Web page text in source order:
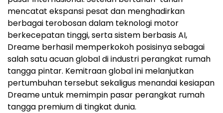
mencatat ekspansi pesat dan menghadirkan
berbagai terobosan dalam teknologi motor
berkecepatan tinggi, serta sistem berbasis AI,
Dreame berhasil memperkokoh posisinya sebagai
salah satu acuan global di industri perangkat rumah
tangga pintar. Kemitraan global ini melanjutkan
pertumbuhan tersebut sekaligus menandai kesiapan
Dreame untuk memimpin pasar perangkat rumah
tangga premium di tingkat dunia.